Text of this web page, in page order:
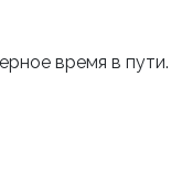
время в пути.